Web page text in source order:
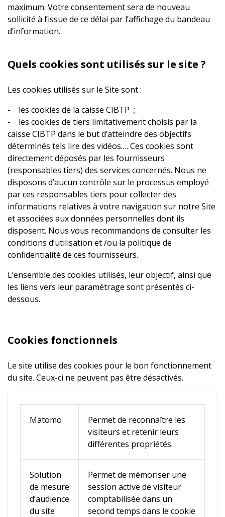
maximum. Votre consentement sera de nouveau
sollicité à l’issue de ce délai par l’affichage du bandeau
d’information.
Quels cookies sont utilisés sur le site ?
Les cookies utilisés sur le Site sont :
- les cookies de la caisse CIBTP ;
- les cookies de tiers limitativement choisis par la
caisse CIBTP dans le but d’atteindre des objectifs
déterminés tels lire des vidéos…. Ces cookies sont
directement déposés par les fournisseurs
(responsables tiers) des services concernés. Nous ne
disposons d’aucun contrôle sur le processus employé
par ces responsables tiers pour collecter des
informations relatives à votre navigation sur notre Site
et associées aux données personnelles dont ils
disposent. Nous vous recommandons de consulter les
conditions d’utilisation et /ou la politique de
confidentialité de ces fournisseurs.
L’ensemble des cookies utilisés, leur objectif, ainsi que
les liens vers leur paramétrage sont présentés ci-
dessous.
Cookies fonctionnels
Le site utilise des cookies pour le bon fonctionnement
du site. Ceux-ci ne peuvent pas être désactivés.
Matomo
Permet de reconnaître les
visiteurs et retenir leurs
différentes propriétés.
Solution
de mesure
d’audience
du site
Permet de mémoriser une
session active de visiteur
comptabilisée dans un
second temps dans le cookie